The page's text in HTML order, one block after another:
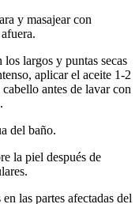
y masajear con
los largos y puntas secas
aplicar el aceite 1-2
antes de lavar con
del baño.
la piel después de
las partes afectadas del